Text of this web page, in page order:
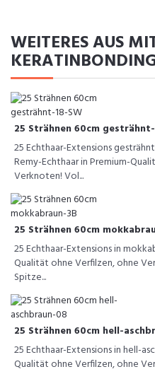
WEITERES AUS
25 Strähnen 60cm
25 Echthaar-Extensions
Remy-Echthaar in Premium-
Verknoten! Vol...
25 Strähnen 60cm
25 Echthaar-Extensions in
Qualität ohne Verfilzen, ohne
Spitze...
25 Strähnen 60cm hell-
25 Echthaar-Extensions in hell-
Qualität ohne Verfilzen, ohne